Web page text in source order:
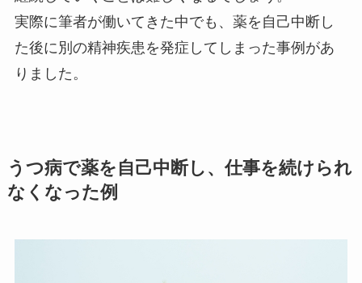
実際に筆者が働いてきた中でも、薬を自己中断し
た後に別の精神疾患を発症してしまった事例があ
りました。
うつ病で薬を自己中断し、仕事を続けられ
なくなった例